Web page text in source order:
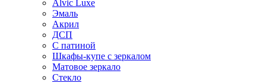
Alvic Luxe
Эмаль
Акрил
ДСП
С патиной
Шкафы-купе с зеркалом
Матовое зеркало
Стекло